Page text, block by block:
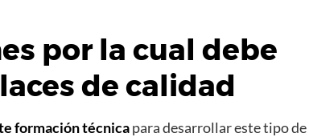
por la cual debe
de calidad
formación técnicapara desarrollar este tipo de